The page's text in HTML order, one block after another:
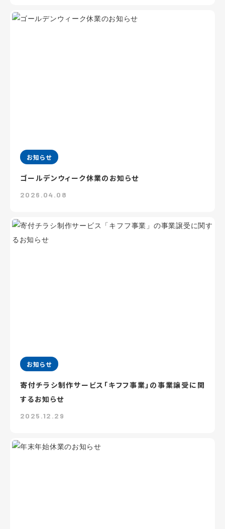
お知らせ
ゴールデンウィーク休業のお知らせ
2026.04.08
お知らせ
寄付チラシ制作サービス「キフフ事業」の事業譲受に関
するお知らせ
2025.12.29